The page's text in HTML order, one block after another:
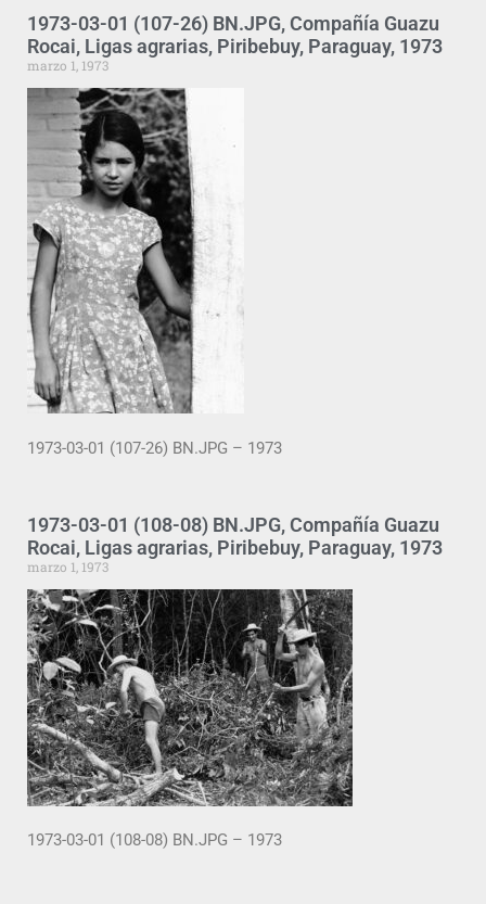
1973-03-01 (107-26) BN.JPG, Compañía Guazu
Rocai, Ligas agrarias, Piribebuy, Paraguay, 1973
marzo 1, 1973
1973-03-01 (107-26) BN.JPG – 1973
1973-03-01 (108-08) BN.JPG, Compañía Guazu
Rocai, Ligas agrarias, Piribebuy, Paraguay, 1973
marzo 1, 1973
1973-03-01 (108-08) BN.JPG – 1973